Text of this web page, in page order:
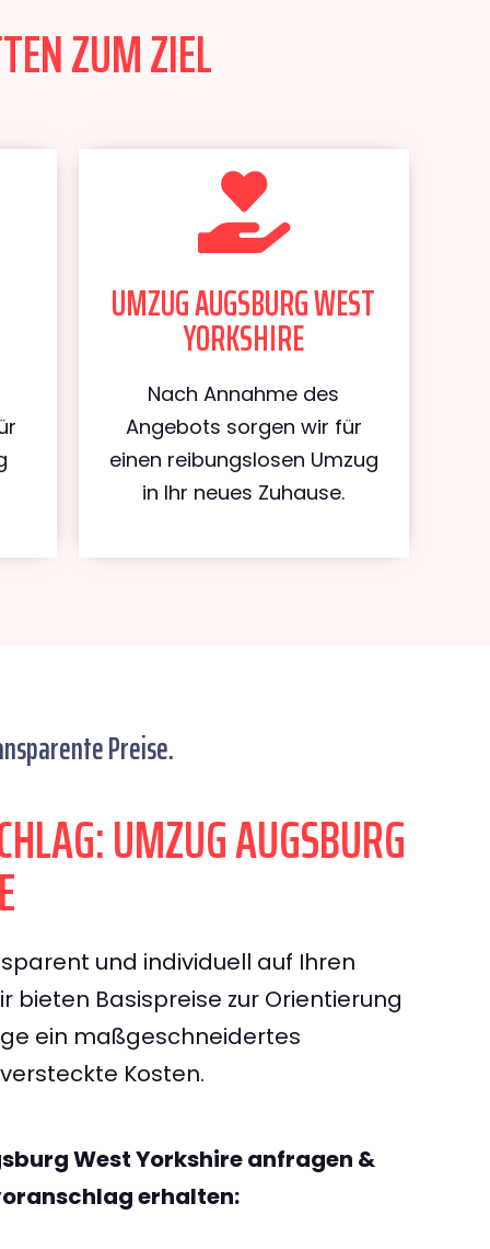
ZUM ZIEL
UMZUG AUGSBURG WEST
YORKSHIRE
Nach Annahme des
Angebots sorgen wir für
einen reibungslosen Umzug
in Ihr neues Zuhause.
Preise.
UMZUG AUGSBURG
und individuell auf Ihren
bieten Basispreise zur Orientierung
ein maßgeschneidertes
Kosten.
West Yorkshire anfragen &
erhalten: